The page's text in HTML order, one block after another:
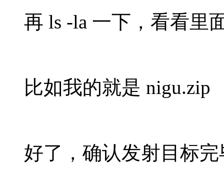
再 ls -la 一下，看看里
比如我的就是 nigu.zip
好了，确认发射目标完